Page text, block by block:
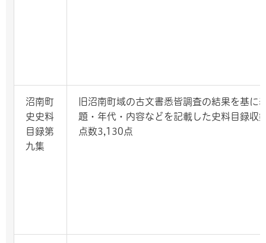
沼南町
史史料
目録第
九集
旧沼南町域の古文書悉皆調査の結果を基に
題・年代・内容などを記載した史料目録収
点数3,130点